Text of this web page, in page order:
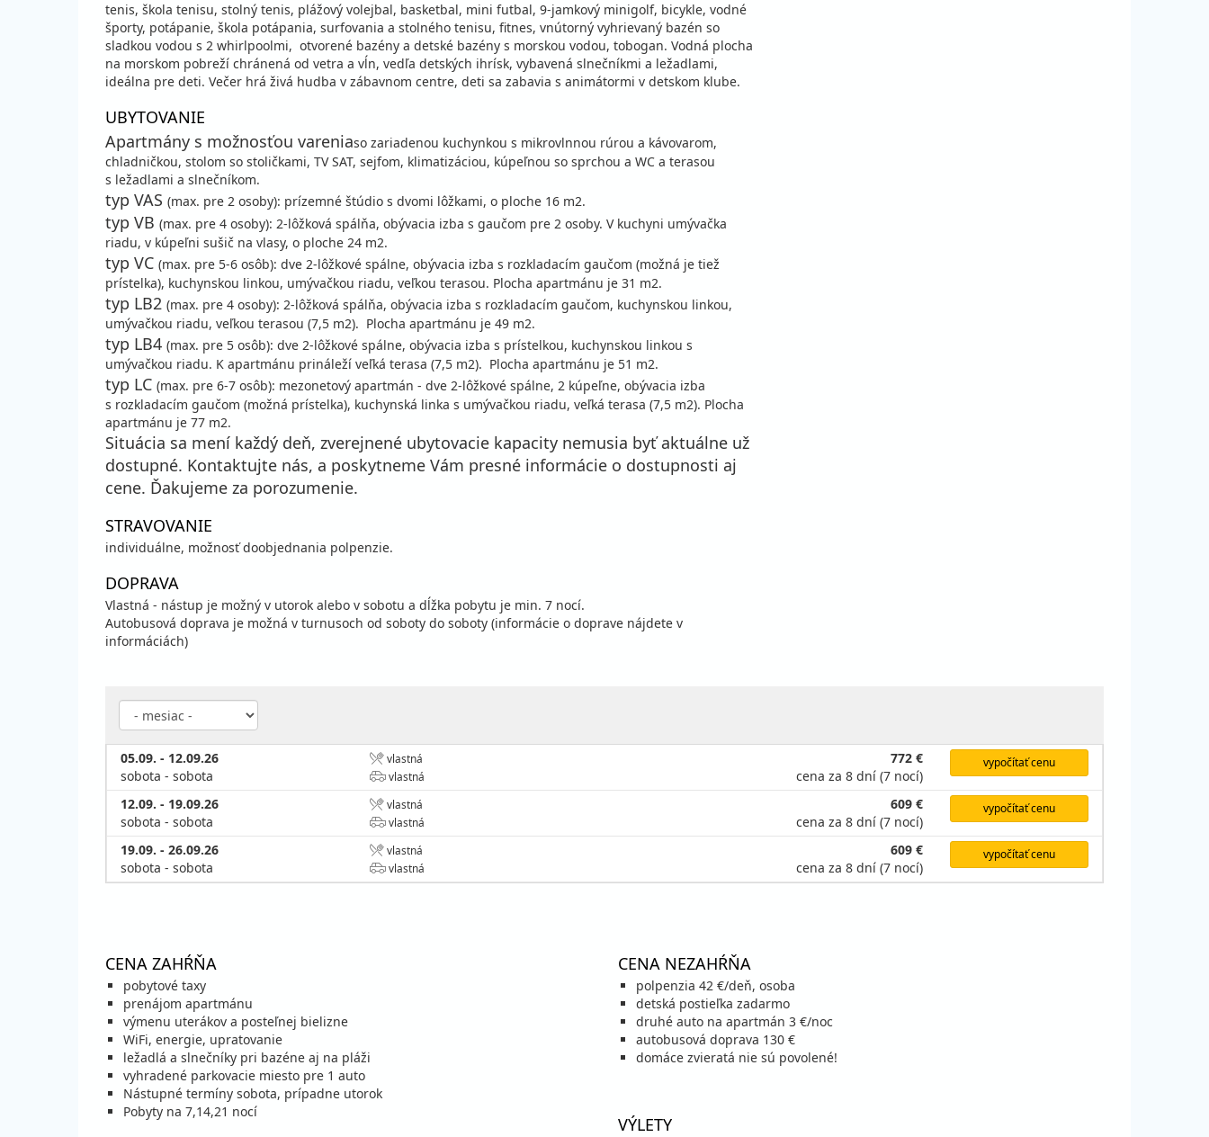
tenis, škola tenisu, stolný tenis, plážový volejbal, basketbal, mini futbal, 9-jamkový minigolf, bicykle, vodné
športy, potápanie, škola potápania, surfovania a stolného tenisu, fitnes, vnútorný vyhrievaný bazén so
sladkou vodou s 2 whirlpoolmi, otvorené bazény a detské bazény s morskou vodou, tobogan. Vodná plocha
na morskom pobreží chránená od vetra a vĺn, vedľa detských ihrísk, vybavená slnečníkmi a ležadlami,
ideálna pre deti. Večer hrá živá hudba v zábavnom centre, deti sa zabavia s animátormi v detskom klube.
UBYTOVANIE
Apartmány s možnosťou vareniaso zariadenou kuchynkou s mikrovlnnou rúrou a kávovarom,
chladničkou, stolom so stoličkami, TV SAT, sejfom, klimatizáciou, kúpeľnou so sprchou a WC a terasou
s ležadlami a slnečníkom.
typ VAS (max. pre 2 osoby): prízemné štúdio s dvomi lôžkami, o ploche 16 m2.
typ VB (max. pre 4 osoby): 2-lôžková spálňa, obývacia izba s gaučom pre 2 osoby. V kuchyni umývačka
riadu, v kúpeľni sušič na vlasy, o ploche 24 m2.
typ VC (max. pre 5-6 osôb): dve 2-lôžkové spálne, obývacia izba s rozkladacím gaučom (možná je tiež
prístelka), kuchynskou linkou, umývačkou riadu, veľkou terasou. Plocha apartmánu je 31 m2.
typ LB2 (max. pre 4 osoby): 2-lôžková spálňa, obývacia izba s rozkladacím gaučom, kuchynskou linkou,
umývačkou riadu, veľkou terasou (7,5 m2). Plocha apartmánu je 49 m2.
typ LB4 (max. pre 5 osôb): dve 2-lôžkové spálne, obývacia izba s prístelkou, kuchynskou linkou s
umývačkou riadu. K apartmánu prináleží veľká terasa (7,5 m2). Plocha apartmánu je 51 m2.
typ LC (max. pre 6-7 osôb): mezonetový apartmán - dve 2-lôžkové spálne, 2 kúpeľne, obývacia izba
s rozkladacím gaučom (možná prístelka), kuchynská linka s umývačkou riadu, veľká terasa (7,5 m2). Plocha
apartmánu je 77 m2.
Situácia sa mení každý deň, zverejnené ubytovacie kapacity nemusia byť aktuálne už
dostupné. Kontaktujte nás, a poskytneme Vám presné informácie o dostupnosti aj
cene. Ďakujeme za porozumenie.
STRAVOVANIE
individuálne, možnosť doobjednania polpenzie.
DOPRAVA
Vlastná - nástup je možný v utorok alebo v sobotu a dĺžka pobytu je min. 7 nocí.
Autobusová doprava je možná v turnusoch od soboty do soboty (informácie o doprave nájdete v
informáciách)
05.09. - 12.09.26
sobota - sobota
vlastná
vlastná
772 €
cena za 8 dní (7 nocí)
vypočítať cenu
12.09. - 19.09.26
sobota - sobota
vlastná
vlastná
609 €
cena za 8 dní (7 nocí)
vypočítať cenu
19.09. - 26.09.26
sobota - sobota
vlastná
vlastná
609 €
cena za 8 dní (7 nocí)
vypočítať cenu
CENA ZAHŔŇA
pobytové taxy
prenájom apartmánu
výmenu uterákov a posteľnej bielizne
WiFi, energie, upratovanie
ležadlá a slnečníky pri bazéne aj na pláži
vyhradené parkovacie miesto pre 1 auto
Nástupné termíny sobota, prípadne utorok
Pobyty na 7,14,21 nocí
CENA NEZAHŔŇA
polpenzia 42 €/deň, osoba
detská postieľka zadarmo
druhé auto na apartmán 3 €/noc
autobusová doprava 130 €
domáce zvieratá nie sú povolené!
VÝLETY